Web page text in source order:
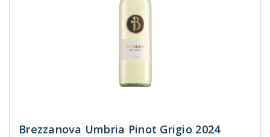
Brezzanova Umbria Pinot Grigio 2024